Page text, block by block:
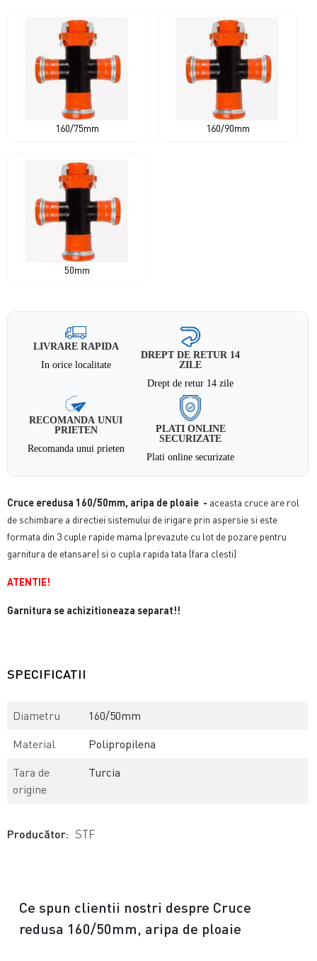
160/75mm 160/90mm
50mm
LIVRARE RAPIDA
In orice localitate
DREPT DE RETUR 14
ZILE
Drept de retur 14 zile
RECOMANDA UNUI
PRIETEN
Recomanda unui prieten
PLATI ONLINE
SECURIZATE
Plati online securizate
Cruce eredusa 160/50mm, aripa de ploaie - aceasta cruce are rol
de schimbare a directiei sistemului de irigare prin aspersie si este
formata din 3 cuple rapide mama (prevazute cu lot de pozare pentru
garnitura de etansare) si o cupla rapida tata (fara clesti)
ATENTIE!
Garnitura se achizitioneaza separat!!
SPECIFICATII
Diametru
160/50mm
Material
Polipropilena
Tara de
origine
Turcia
Producător: STF
Ce spun clientii nostri despre Cruce
redusa 160/50mm, aripa de ploaie